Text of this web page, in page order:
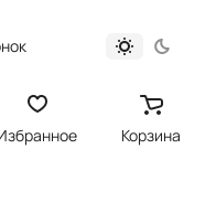
Корзина